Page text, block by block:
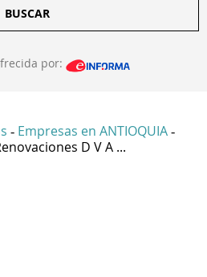
BUSCAR
por:
- Empresas en ANTIOQUIA -
D V A ...